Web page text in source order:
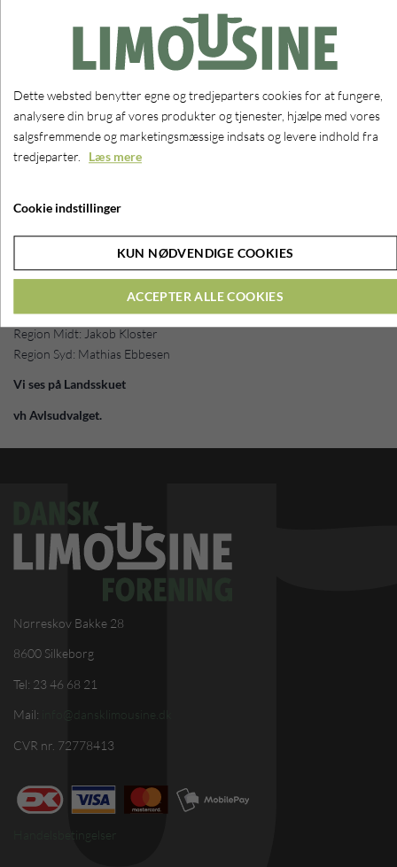
Det skal være fedt at kunne sige ”de bedste Limousiner findes i region
syd” eller blot kunne drille kolleger ift. hvem der vandt konkurrences
Fra avlsudvalget har vi et ønske om at få vores unge udstillere til at
være aktive ift. konkurrencen. Derfor har vi udpeget en
”holdansvarlig” for hver af regionerne.
udstillerne fra regionen.
Ansvarlige for regionholdene:
Region Fyn og Øerne: Simon Schmidt
Region Nord: Simon Kudsk
Region Midt: Jakob Kloster
Region Syd: Mathias Ebbesen
Vi ses på Landsskuet
vh Avlsudvalget.
Nørreskov Bakke 28
8600 Silkeborg
Tel: 23 46 68 21
Mail: info@dansklimousine.dk
CVR nr. 72778413
Handelsbetingelser
Dette websted benytter egne og tredjeparters cookies for at fungere,
analysere din brug af vores produkter og tjenester, hjælpe med vores
salgsfremmende og marketingsmæssige indsats og levere indhold fra
tredjeparter. Læs mere
Cookie indstillinger
KUN NØDVENDIGE COOKIES
ACCEPTER ALLE COOKIES